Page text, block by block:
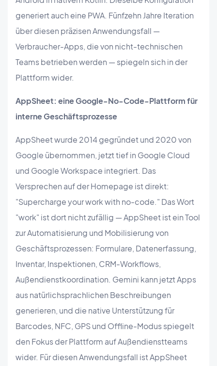
generiert auch eine PWA. Fünfzehn Jahre Iteration
über diesen präzisen Anwendungsfall —
Verbraucher-Apps, die von nicht-technischen
Teams betrieben werden — spiegeln sich in der
Plattform wider.
AppSheet: eine Google-No-Code-Plattform für
interne Geschäftsprozesse
AppSheet wurde 2014 gegründet und 2020 von
Google übernommen, jetzt tief in Google Cloud
und Google Workspace integriert. Das
Versprechen auf der Homepage ist direkt:
"Supercharge your work with no-code." Das Wort
"work" ist dort nicht zufällig — AppSheet ist ein Tool
zur Automatisierung und Mobilisierung von
Geschäftsprozessen: Formulare, Datenerfassung,
Inventar, Inspektionen, CRM-Workflows,
Außendienstkoordination. Gemini kann jetzt Apps
aus natürlichsprachlichen Beschreibungen
generieren, und die native Unterstützung für
Barcodes, NFC, GPS und Offline-Modus spiegelt
den Fokus der Plattform auf Außendienstteams
wider. Für diesen Anwendungsfall ist AppSheet